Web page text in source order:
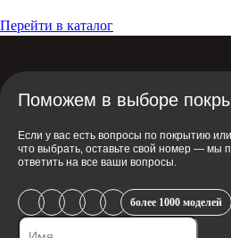
Перейти в каталог
Поможем в выборе
Если у вас есть вопросы по покрытию
что выбрать, оставьте свой номер — мы
ответить на все ваши вопросы.
более 1000 моделей